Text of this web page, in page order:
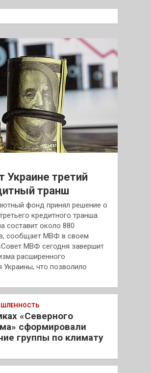
третий
транш
фонд принял решение о
кредитного транша.
составит около 880
сообщает МВФ в своем
МВФ сегодня завершит
расширенного
Украины, что позволило
«Северного
сформировали
группы по климату